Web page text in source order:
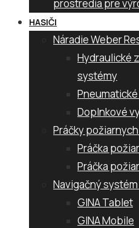
prostredia pre
HASIČI
Náradie Weber
Hydraulické
systémy
Doplnkové
Práčky
Práčka
Práčka
Navigačný systém
GINA Tablet
GINA Mobile